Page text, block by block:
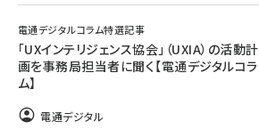
電通デジタルコラム特選記事
「UXインテリジェンス協会」（UXIA）の活動計
画を事務局担当者に聞く【電通デジタルコラ
ム】
電通デジタル